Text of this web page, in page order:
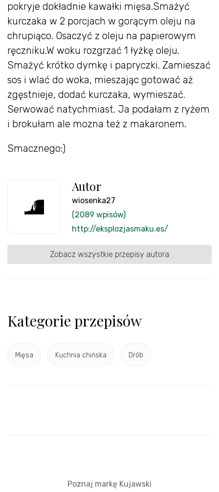
pokryje dokładnie kawałki mięsa.Smażyć
kurczaka w 2 porcjach w gorącym oleju na
chrupiąco. Osaczyć z oleju na papierowym
ręczniku.W woku rozgrzać 1 łyżkę oleju.
Smażyć krótko dymkę i papryczki. Zamieszać
sos i wlać do woka, mieszając gotować aż
zgęstnieje, dodać kurczaka, wymieszać.
Serwować natychmiast. Ja podałam z ryżem
i brokułam ale mozna też z makaronem.
Smacznego:)
Autor
wiosenka27
(2089 wpisów)
http://eksplozjasmaku.es/
Zobacz wszystkie przepisy autora
Kategorie przepisów
Mięsa Kuchnia chińska Drób
Poznaj markę Kujawski